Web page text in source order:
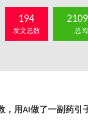
194
发文总数 总
，用AI做了一副药引